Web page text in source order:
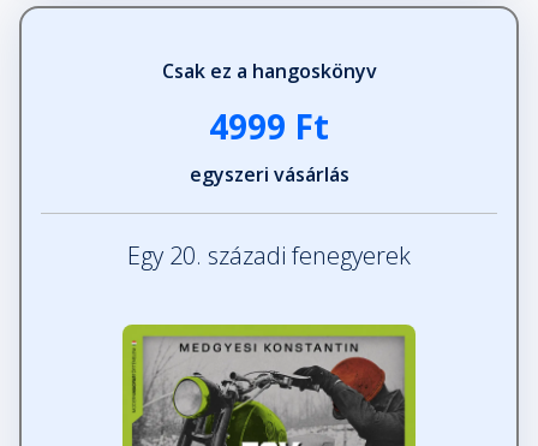
Csak ez a hangoskönyv
4999 Ft
egyszeri vásárlás
Egy 20. századi fenegyerek